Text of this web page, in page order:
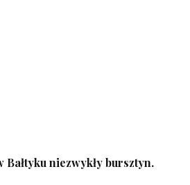
Bałtyku niezwykły bursztyn.